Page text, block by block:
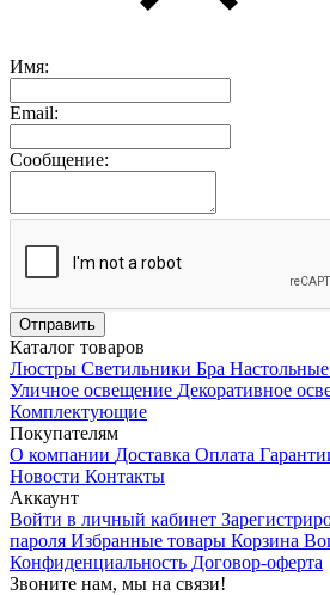
Имя:
Email:
Сообщение:
Каталог товаров
Люстры Светильники Бра
Уличное освещение Декоративное
Комплектующие
Покупателям
О компании Доставка Оплата
Новости Контакты
Аккаунт
Войти в личный кабинет
пароля Избранные товары Корзина
Конфиденциальность Договор-оферта
Звоните нам, мы на связи!